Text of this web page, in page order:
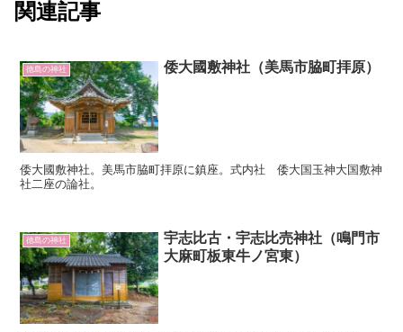
関連記事
徳島の神社 倭大國敷神社（美馬市脇町拝原）
倭大國敷神社。美馬市脇町拝原に鎮座。式内社 倭大国玉神大国敷神
社二座の論社。
徳島の神社
宇志比古・宇志比売神社（鳴門市
大麻町板東牛ノ宮東）